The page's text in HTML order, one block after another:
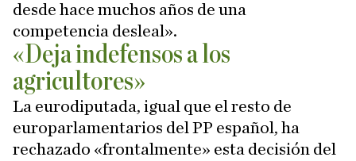
desde hace muchos años de una
competencia desleal».
«Deja indefensos a los
agricultores»
La eurodiputada, igual que el resto de
europarlamentarios del PP español, ha
rechazado «frontalmente» esta decisión del